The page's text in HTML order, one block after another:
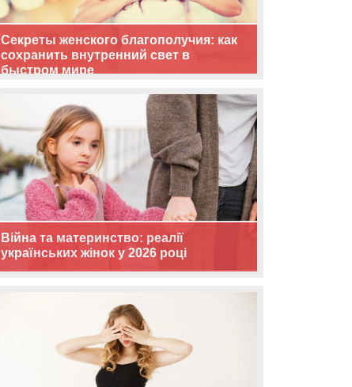
Секреты женского благополучия: как
сохранить внутренний свет в
быстром мире
Війна та материнство: реалії
українських жінок у 2026 році